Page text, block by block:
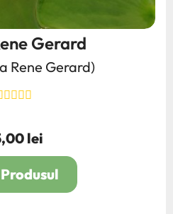
Gerard
Rene Gerard)
Pretlei